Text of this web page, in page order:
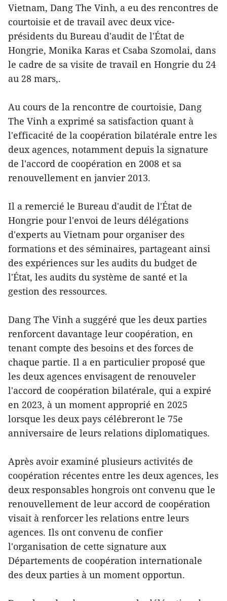
Vietnam, Dang The Vinh, a eu des rencontres de
courtoisie et de travail avec deux vice-
présidents du Bureau d'audit de l'État de
Hongrie, Monika Karas et Csaba Szomolai, dans
le cadre de sa visite de travail en Hongrie du 24
au 28 mars,.
Au cours de la rencontre de courtoisie, Dang
The Vinh a exprimé sa satisfaction quant à
l'efficacité de la coopération bilatérale entre les
deux agences, notamment depuis la signature
de l'accord de coopération en 2008 et sa
renouvellement en janvier 2013.
Il a remercié le Bureau d'audit de l'État de
Hongrie pour l'envoi de leurs délégations
d'experts au Vietnam pour organiser des
formations et des séminaires, partageant ainsi
des expériences sur les audits du budget de
l'État, les audits du système de santé et la
gestion des ressources.
Dang The Vinh a suggéré que les deux parties
renforcent davantage leur coopération, en
tenant compte des besoins et des forces de
chaque partie. Il a en particulier proposé que
les deux agences envisagent de renouveler
l'accord de coopération bilatérale, qui a expiré
en 2023, à un moment approprié en 2025
lorsque les deux pays célébreront le 75e
anniversaire de leurs relations diplomatiques.
Après avoir examiné plusieurs activités de
coopération récentes entre les deux agences, les
deux responsables hongrois ont convenu que le
renouvellement de leur accord de coopération
visait à renforcer les relations entre leurs
agences. Ils ont convenu de confier
l'organisation de cette signature aux
Départements de coopération internationale
des deux parties à un moment opportun.